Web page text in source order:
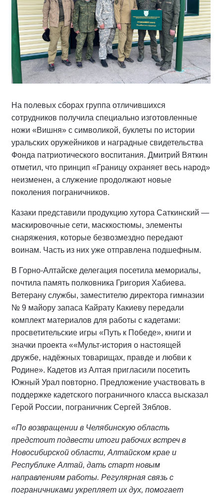
На полевых сборах группа отличившихся
сотрудников получила специально изготовленные
ножи «Вишня» с символикой, буклеты по истории
уральских оружейников и наградные свидетельства
Фонда патриотического воспитания. Дмитрий Вяткин
отметил, что принцип «Границу охраняет весь народ»
неизменен, а служение продолжают новые
поколения пограничников.
Казаки представили продукцию хутора Саткинский —
маскировочные сети, масккостюмы, элементы
снаряжения, которые безвозмездно передают
воинам. Часть из них уже отправлена подшефным.
В Горно-Алтайске делегация посетила мемориалы,
почтила память полковника Григория Хабиева.
Ветерану службы, заместителю директора гимназии
№ 9 майору запаса Кайрату Какиеву передали
комплект материалов для работы с кадетами:
просветительские игры «Путь к Победе», книги и
значки проекта ««Мульт-история о настоящей
дружбе, надёжных товарищах, правде и любви к
Родине». Кадетов из Алтая пригласили посетить
Южный Урал повторно. Предложение участвовать в
поддержке кадетского пограничного класса высказал
Герой России, пограничник Сергей Зяблов.
«По возвращении в Челябинскую область
предстоит подвести итоги рабочих встреч в
Новосибирской области, Алтайском крае и
Республике Алтай, дать старт новым
направлениям работы. Регулярная связь с
пограничниками укрепляет их дух, помогает